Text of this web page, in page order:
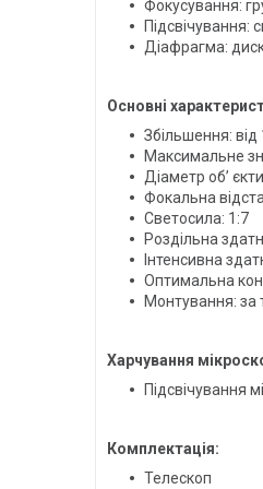
Фокусування:
Підсвічування:
Діафрагма:
Основні
Збільшення: від
Максимальне
Діаметр об’
Фокальна
Светосила: 1:7
Роздільна
Інтенсивна
Оптимальна
Монтування: за
Харчування
Підсвічування
Комплектація:
Телескоп